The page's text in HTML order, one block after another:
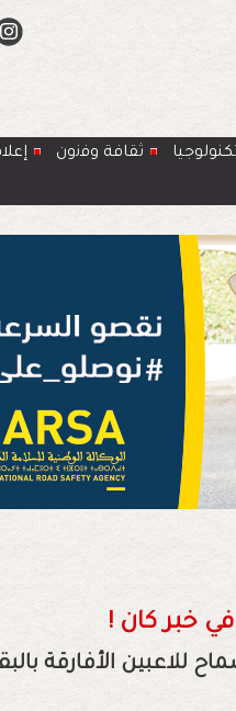
ﺛﻘﺎﻓﺔ وﻓﻧون
خبر كان !
للاعبين الأفارقة